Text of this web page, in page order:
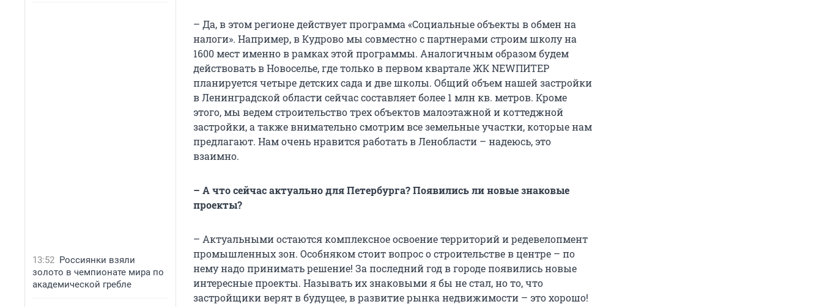
13:52 Россиянки взяли
золото в чемпионате мира по
академической гребле
– Да, в этом регионе действует программа «Социальные объекты в обмен на
налоги». Например, в Кудрово мы совместно с партнерами строим школу на
1600 мест именно в рамках этой программы. Аналогичным образом будем
действовать в Новоселье, где только в первом квартале ЖК NEWПИТЕР
планируется четыре детских сада и две школы. Общий объем нашей застройки
в Ленинградской области сейчас составляет более 1 млн кв. метров. Кроме
этого, мы ведем строительство трех объектов малоэтажной и коттеджной
застройки, а также внимательно смотрим все земельные участки, которые нам
предлагают. Нам очень нравится работать в Ленобласти – надеюсь, это
взаимно.
– А что сейчас актуально для Петербурга? Появились ли новые знаковые
проекты?
– Актуальными остаются комплексное освоение территорий и редевелопмент
промышленных зон. Особняком стоит вопрос о строительстве в центре – по
нему надо принимать решение! За последний год в городе появились новые
интересные проекты. Называть их знаковыми я бы не стал, но то, что
застройщики верят в будущее, в развитие рынка недвижимости – это хорошо!